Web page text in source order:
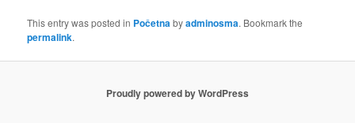
This entry was posted in Početnabyadminosma. Bookmark the
permalink.
Proudly powered by WordPress